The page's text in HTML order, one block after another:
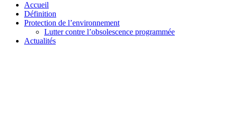
Accueil
Définition
Protection de l’environnement
Lutter contre l’obsolescence programmée
Actualités